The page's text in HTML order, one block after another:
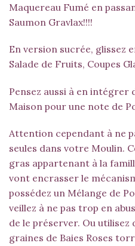
Maquereau Fumé en
Saumon Gravlax!!!!
En version sucrée, glissez
Salade de Fruits, Coupes
Pensez aussi à en intégrer
Maison pour une note de
Attention cependant à ne
seules dans votre Moulin.
gras appartenant à la
vont encrasser le
possédez un Mélange de
veillez à ne pas trop en
de le préserver. Ou utilisez
graines de Baies Roses